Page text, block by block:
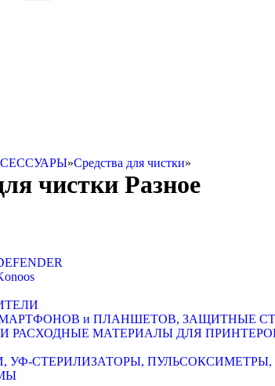
»Средства для чистки»
чистки Разное
и ПЛАНШЕТОВ, ЗАЩИТНЫЕ
РАСХОДНЫЕ МАТЕРИАЛЫ ДЛЯ
УФ-СТЕРИЛИЗАТОРЫ,